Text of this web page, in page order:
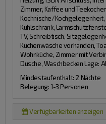
Zimmer, Kaffee und
Kochnische/Kochgelegenheit,
Kühlschrank,
TV, Schreibtisch,
Küchenwäsche vorhanden,
Wohnküche, Zimmer mit
Dusche, Waschbecken Lage:
Mindestaufenthalt: 2 Nächte
Belegung: 1-3 Personen
Verfügbarkeiten anzeigen